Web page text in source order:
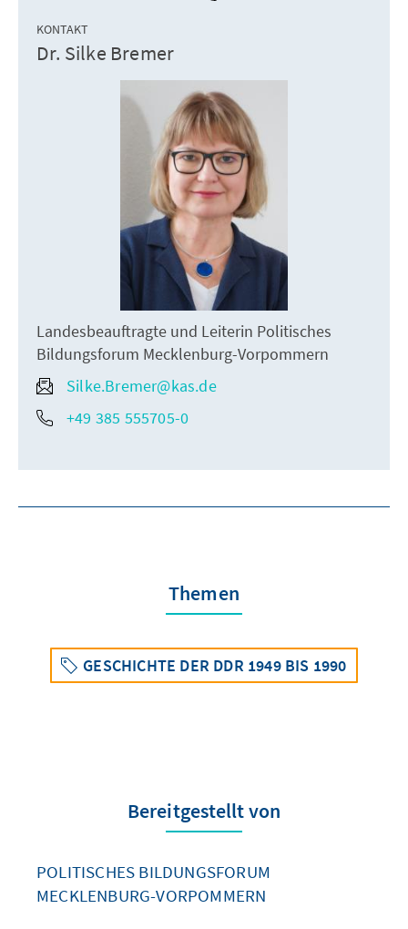
KONTAKT
Dr. Silke Bremer
Landesbeauftragte und Leiterin Politisches
Bildungsforum Mecklenburg-Vorpommern
Silke.Bremer@kas.de
+49 385 555705-0
Themen
GESCHICHTE DER DDR 1949 BIS 1990
Bereitgestellt von
POLITISCHES BILDUNGSFORUM
MECKLENBURG-VORPOMMERN